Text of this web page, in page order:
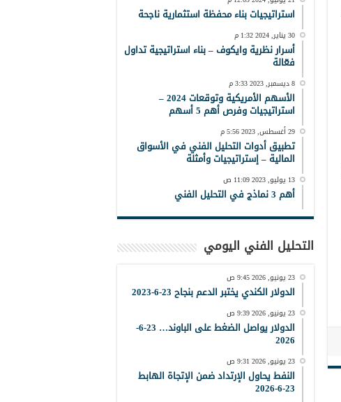
استراتيجيات بناء محفظة استثمارية ناجحة
30 يناير, 2024 1:32 م
أسرار نظرية وايكوف – بناء استراتيجية تداول
فعّالة
8 ديسمبر, 2023 3:33 م
الأسهم الأمريكية وتوقعات 2024 –
استراتيجيات وفرص أهم 5 أسهم
29 أغسطس, 2023 5:56 م
تطبيق أدوات التحليل الفني في الأسواق
المالية – إستراتيجيات وأمثلة
13 يوليو, 2023 11:09 ص
أهم 3 نماذج في التحليل الفني
التحليل الفني اليومي
23 يونيو, 2026 9:45 ص
الدولار الكندي يختبر الدعم بنجاح 23-6-2023
23 يونيو, 2026 9:39 ص
الدولار يواصل الضغط على الباوند… 23-6-
2026
23 يونيو, 2026 9:31 ص
النفط يحاول الإرتداد ضمن الإتجاة الهابط
23-6-2026